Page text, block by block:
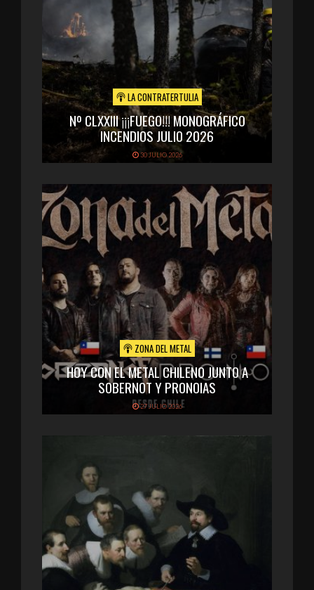
LA CONTRATERTULIA
Nº CLXXIII ¡¡¡FUEGO!!! MONOGRÁFICO
INCENDIOS JULIO 2026
30 JULIO 2026
ZONA DEL METAL
HOY CON EL METAL CHILENO JUNTO A
SOBERNOT Y PRONOIAS
27 JULIO 2026